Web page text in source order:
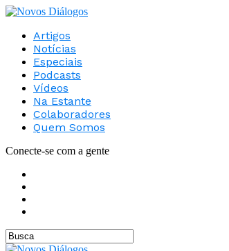
Artigos
Notícias
Especiais
Podcasts
Vídeos
Na Estante
Colaboradores
Quem Somos
Conecte-se com a gente